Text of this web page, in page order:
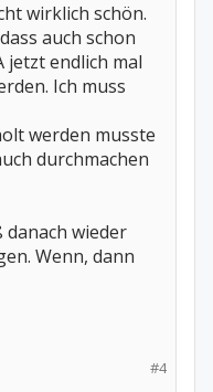
wirklich schön.
auch schon
jetzt endlich mal
Ich muss
werden musste
durchmachen
wieder
Wenn, dann
#4